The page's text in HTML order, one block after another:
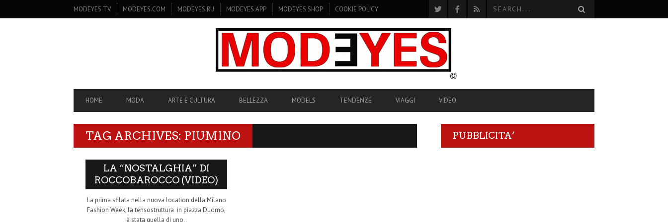
SECONDARY
NAVIGATION
MODEYES TV MODEYES.COM MODEYES.RU MODEYES APP MODEYES SHOP COOKIE POLICY
PRIMARY
NAVIGATION
HOME MODA ARTE E CULTURA BELLEZZA MODELS TENDENZE VIAGGI VIDEO
TAG ARCHIVES: PIUMINO
LA “NOSTALGHIA” DI
ROCCOBAROCCO (VIDEO)
La prima sfilata nella nuova location della Milano
Fashion Week, la tensostruttura in piazza Duomo,
è stata quella di uno..
PUBBLICITA’